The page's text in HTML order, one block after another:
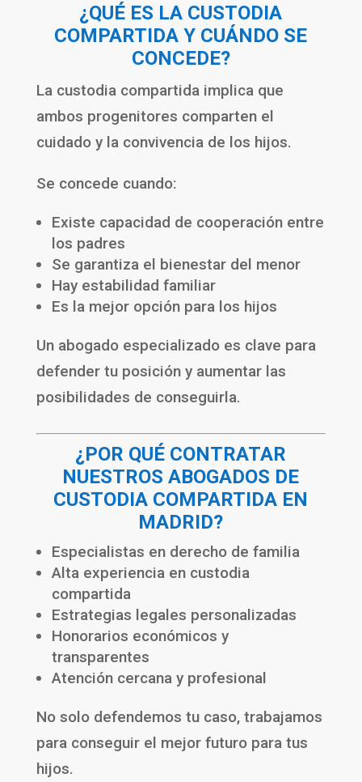
¿QUÉ ES LA CUSTODIA
COMPARTIDA Y CUÁNDO SE
CONCEDE?
La custodia compartida implica que
ambos progenitores comparten el
cuidado y la convivencia de los hijos.
Se concede cuando:
Existe capacidad de cooperación entre
los padres
Se garantiza el bienestar del menor
Hay estabilidad familiar
Es la mejor opción para los hijos
Un abogado especializado es clave para
defender tu posición y aumentar las
posibilidades de conseguirla.
¿POR QUÉ CONTRATAR
NUESTROS ABOGADOS DE
CUSTODIA COMPARTIDA EN
MADRID?
Especialistas en derecho de familia
Alta experiencia en custodia
compartida
Estrategias legales personalizadas
Honorarios económicos y
transparentes
Atención cercana y profesional
No solo defendemos tu caso, trabajamos
para conseguir el mejor futuro para tus
hijos.